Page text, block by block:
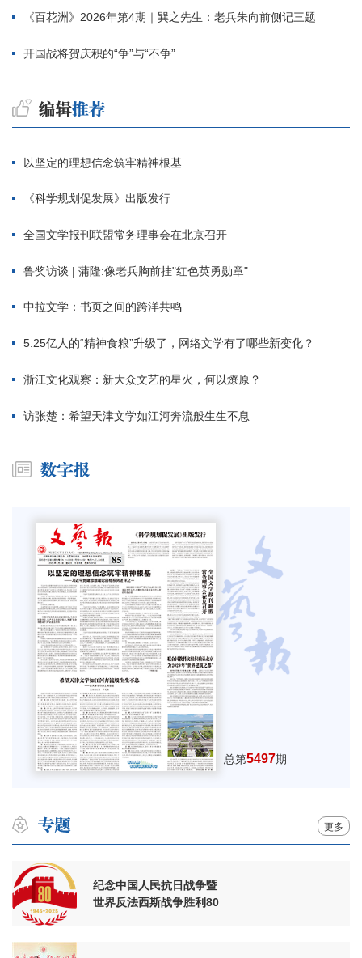
《百花洲》2026年第4期｜巽之先生：老兵朱向前侧记三题
开国战将贺庆积的“争”与“不争”
以坚定的理想信念筑牢精神根基
《科学规划促发展》出版发行
全国文学报刊联盟常务理事会在北京召开
鲁奖访谈 | 蒲隆:像老兵胸前挂"红色英勇勋章"
中拉文学：书页之间的跨洋共鸣
5.25亿人的“精神食粮”升级了，网络文学有了哪些新变化？
浙江文化观察：新大众文艺的星火，何以燎原？
访张楚：希望天津文学如江河奔流般生生不息
总第5497期
更多
纪念中国人民抗日战争暨
世界反法西斯战争胜利80